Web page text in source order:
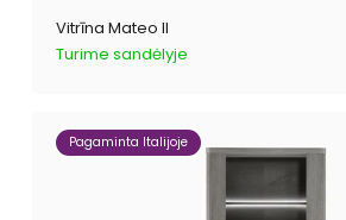
Vitrīna Mateo II
Turime sandėlyje
Pagaminta Italijoje